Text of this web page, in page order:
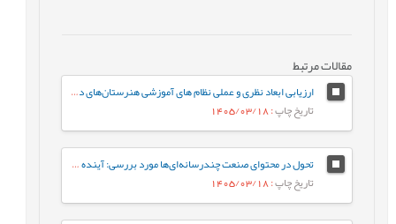
مقالات مرتبط
ارزیابی ابعاد نظری و عملی نظام های آموزشی هنرستان‌های دخترانه فنی و حرفه‌ای
تاریخ چاپ: 1405/03/18
تحول در محتوای صنعت چندرسانه‌ای‌ها مورد بررسی: آینده‌ ژانر برنامه‌های تلویزیون ایران در افق 1410
تاریخ چاپ: 1405/03/18